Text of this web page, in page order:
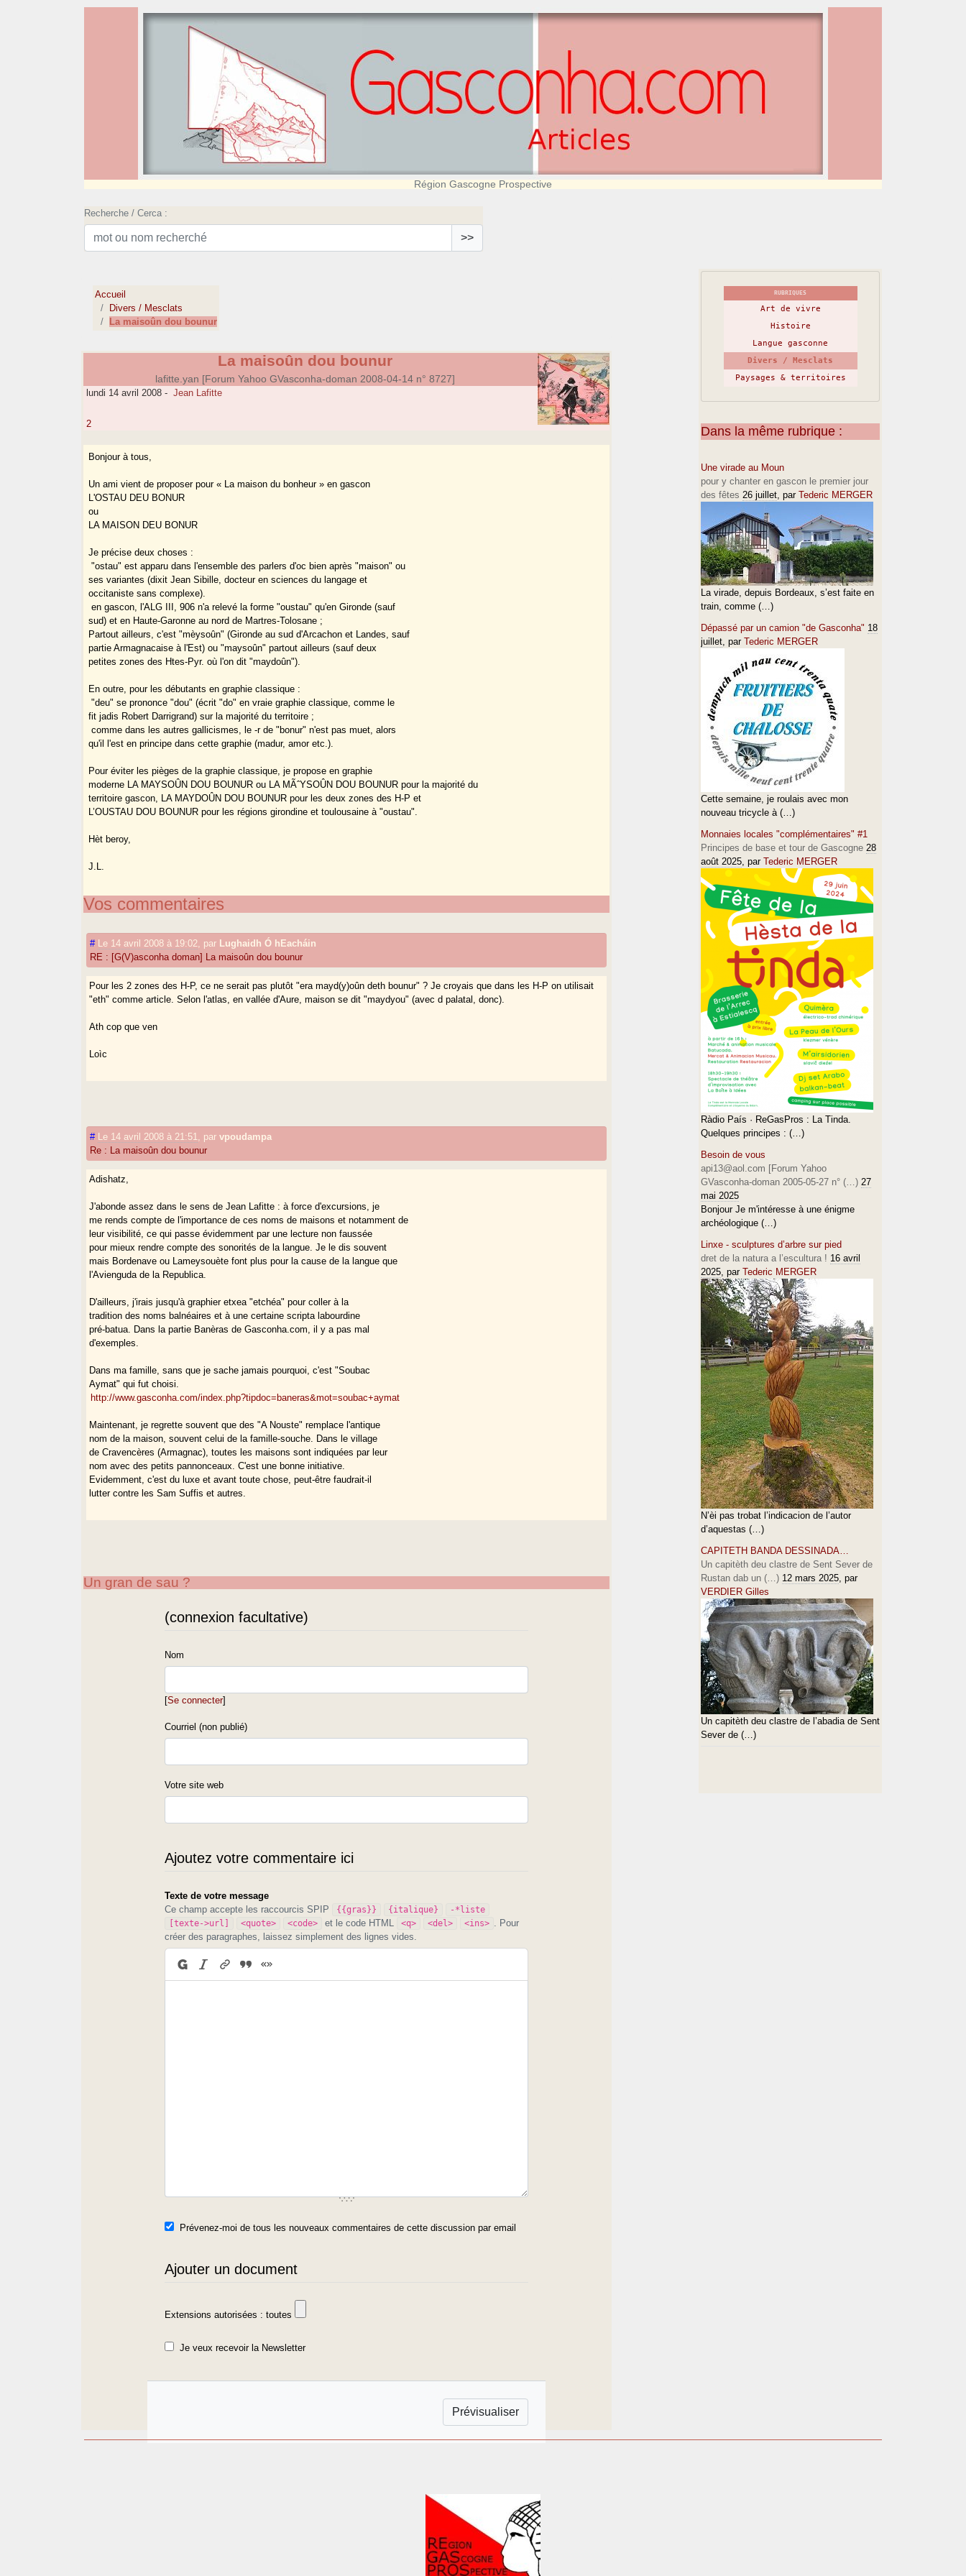
Région Gascogne Prospective
Recherche / Cerca :
>>
Accueil
Divers / Mesclats
La maisoûn dou bounur
La maisoûn dou bounur
lafitte.yan [Forum Yahoo GVasconha-doman 2008-04-14 n° 8727]
lundi 14 avril 2008 - Jean Lafitte
2
Bonjour à tous,
Un ami vient de proposer pour « La maison du bonheur » en gascon
L'OSTAU DEU BONUR
ou
LA MAISON DEU BONUR
Je précise deux choses :
­ "ostau" est apparu dans l'ensemble des parlers d'oc bien après "maison" ou
ses variantes (dixit Jean Sibille, docteur en sciences du langage et
occitaniste sans complexe).
­ en gascon, l'ALG III, 906 n'a relevé la forme "oustau" qu'en Gironde (sauf
sud) et en Haute-Garonne au nord de Martres-Tolosane ;
Partout ailleurs, c'est "mèysoûn" (Gironde au sud d'Arcachon et Landes, sauf
partie Armagnacaise à l'Est) ou "maysoûn" partout ailleurs (sauf deux
petites zones des Htes-Pyr. où l'on dit "maydoûn").
En outre, pour les débutants en graphie classique :
­ "deu" se prononce "dou" (écrit "do" en vraie graphie classique, comme le
fit jadis Robert Darrigrand) sur la majorité du territoire ;
­ comme dans les autres gallicismes, le -r de "bonur" n'est pas muet, alors
qu'il l'est en principe dans cette graphie (madur, amor etc.).
Pour éviter les pièges de la graphie classique, je propose en graphie
moderne LA MAYSOÛN DOU BOUNUR ou LA MÃˆYSOÛN DOU BOUNUR pour la majorité du
territoire gascon, LA MAYDOÛN DOU BOUNUR pour les deux zones des H-P et
L’OUSTAU DOU BOUNUR pour les régions girondine et toulousaine à "oustau".
Hèt beroy,
J.L.
Vos commentaires
# Le 14 avril 2008 à 19:02 par Lughaidh Ó hEacháin
RE : [G(V)asconha doman] La maisoûn dou bounur
Pour les 2 zones des H-P, ce ne serait pas plutôt "era mayd(y)oûn deth bounur" ? Je croyais que dans les H-P on utilisait
"eth" comme article. Selon l'atlas, en vallée d'Aure, maison se dit "maydyou" (avec d palatal, donc).
Ath cop que ven
Loìc
# Le 14 avril 2008 à 21:51 parvpoudampa
Re : La maisoûn dou bounur
Adishatz,
J'abonde assez dans le sens de Jean Lafitte : à force d'excursions, je
me rends compte de l'importance de ces noms de maisons et notamment de
leur visibilité, ce qui passe évidemment par une lecture non faussée
pour mieux rendre compte des sonorités de la langue. Je le dis souvent
mais Bordenave ou Lameysouète font plus pour la cause de la langue que
l'Avienguda de la Republica.
D'ailleurs, j'irais jusqu'à graphier etxea "etchéa" pour coller à la
tradition des noms balnéaires et à une certaine scripta labourdine
pré-batua. Dans la partie Banèras de Gasconha.com, il y a pas mal
d'exemples.
Dans ma famille, sans que je sache jamais pourquoi, c'est "Soubac
Aymat" qui fut choisi.
http://www.gasconha.com/index.php?tipdoc=baneras&mot=soubac+aymat
Maintenant, je regrette souvent que des "A Nouste" remplace l'antique
nom de la maison, souvent celui de la famille-souche. Dans le village
de Cravencères (Armagnac), toutes les maisons sont indiquées par leur
nom avec des petits pannonceaux. C'est une bonne initiative.
Evidemment, c'est du luxe et avant toute chose, peut-être faudrait-il
lutter contre les Sam Suffis et autres.
Un gran de sau ?
(connexion facultative)
Nom
[Se connecter]
Courriel (non publié)
Votre site web
Ajoutez votre commentaire ici
Texte de votre message
Ce champ accepte les raccourcis SPIP
{{gras}} {italique}
-*liste
[texte->url]
<quote> <code> et le code HTML <q> <del> <ins>
. Pour
créer des paragraphes, laissez simplement des lignes vides.
Prévenez-moi de tous les nouveaux commentaires de cette discussion par email
Ajouter un document
Extensions autorisées : toutes
Je veux recevoir la Newsletter
RUBRIQUES
Art de vivre
Histoire
Langue gasconne
Divers / Mesclats
Paysages & territoires
Dans la même rubrique :
Une virade au Moun
pour y chanter en gascon le premier jour
des fêtes 26 juillet, par Tederic MERGER
La virade, depuis Bordeaux, s’est faite en
train, comme (…)
Dépassé par un camion "de Gasconha" 18
juillet, par Tederic MERGER
Cette semaine, je roulais avec mon
nouveau tricycle à (…)
Monnaies locales "complémentaires" #1
Principes de base et tour de Gascogne 28
août 2025, par Tederic MERGER
Ràdio País · ReGasPros : La Tinda.
Quelques principes : (…)
Besoin de vous
api13@aol.com [Forum Yahoo
GVasconha-doman 2005-05-27 n° (…) 27
mai 2025
Bonjour Je m'intéresse à une énigme
archéologique (…)
Linxe - sculptures d’arbre sur pied
dret de la natura a l’escultura ! 16 avril
2025, par Tederic MERGER
N’èi pas trobat l’indicacion de l’autor
d’aquestas (…)
CAPITETH BANDA DESSINADA…
Un capitèth deu clastre de Sent Sever de
Rustan dab un (…) 12 mars 2025, par
VERDIER Gilles
Un capitèth deu clastre de l’abadia de Sent
Sever de (…)